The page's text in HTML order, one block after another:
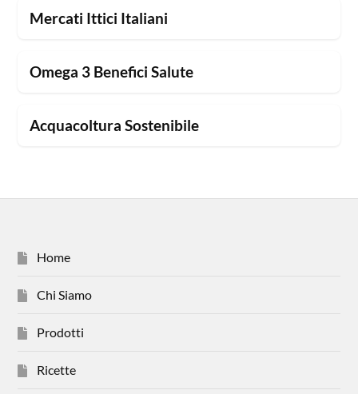
Mercati Ittici Italiani
Omega 3 Benefici Salute
Acquacoltura Sostenibile
Home
Chi Siamo
Prodotti
Ricette